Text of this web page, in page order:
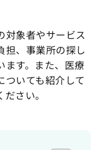
対象者やサービス
担、事業所の探し
ます。また、医療
ついても紹介して
さい。